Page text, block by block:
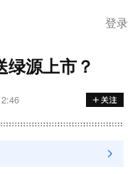
登录
绿源上市？